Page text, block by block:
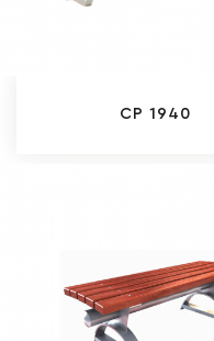
CP 1940